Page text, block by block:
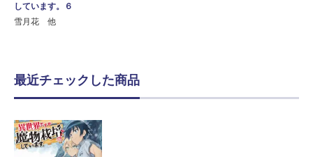
しています。６
雪月花 他
最近チェックした商品